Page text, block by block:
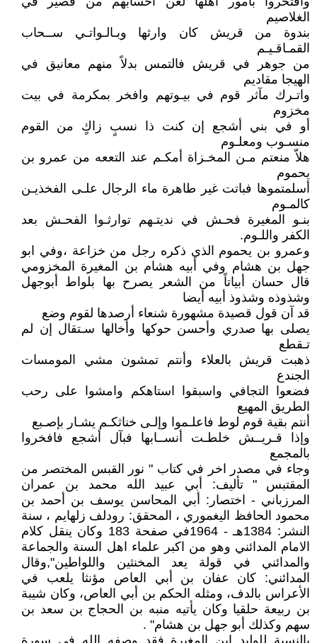
الغلاصيم
بندوة من قريش كان وارثها وبـالـواتـي ســحاب
القمـاقـيـم
من جوهر في قريش فالتمس بدلاً منهم معانيق في
الهيجا مقاديم
واتـرك مآثر قوم في بيـوتهم وافخر بمكرمة في بيت
مخزوم
أو في بني أشجع إن كنت ذا نسبٍ زاكٍ من القوم
منسـوب ومعلـوم
هلاّ منعتم مـن المخـزاة أمكـم عند التععه من عمرو بن
يحموم
أسلمتموها فباتت غير طاهرة ماء الرجال علـى الفخذيـن
كالمـوم
بنـو المغيرة فحـش في نديتـهم توارثـوا الفحـش بعد
الكفر واللـوم.
وعمرو بن يحموم الذي ذكره رجل من خزاعة ،وفي ابو
جهل بن هشام وفي أبيه هشام بن المغيرة المخزومي
قال حسان أبياتاً من الشعر يصرح بها بلواط أبوجهل
وشذوذه وشذوذ أبيه أيضا
قد آن قول قصيدة مشهورة شنعاء أرصدها لقوم وضع
يصلى بها صدري وأحسن حوكها وأخالها سـتقال إن لم
تـقطع
ذهبت قريش بالعلاء وأنتم تمشون مشي المومسات
الجندع
فضعوا التجافي واسبقوا استاهكم وامشوا على رحب
الطريق المهيع
أنتم بقية قوم لوط فاعلـموا وإلـى خناثكـم يشـار بإصـبع
وإذا قـريــش خلطـت أنســابها فبآل أشجع فافخروا
بالمجمع
وجاء في مصدر اخر في كتاب " نور القبس المختصر من
المقتبس " تأليف: أبي عبيد الله محمد بن عمران
المرزباني - اختصار: أبي المحاسن يوسف بن أحمد بن
محمود الحافظ اليغموري ، المحقق: رودلف زلهايم ، سنة
النشر: 1384هـ - 1964في صفحة 183 وكان ينقل كلام
الامام المدائني وهو من اكبر علماء اهل السنة والجماعة
والمدائني في قولة يعد المخنثين واللواطين",وقال
المدائني: كان عفان بن أبي العاص مؤنثا يلعب في
الأعراس بالدف، ومثله الحكم بن أبي العاص، وكان شيبة
بن ربيعة حلقيا وكان يأتيه منبه بن الحجاج بن سعد بن
سهم وكذلك أبو جهل بن هشام" .